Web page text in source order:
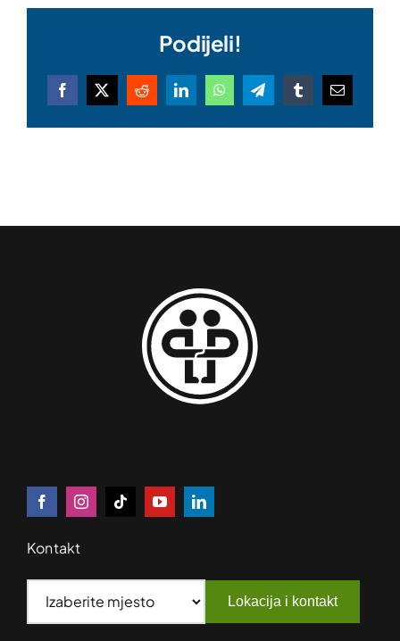
Podijeli!
Facebook
X RedditLinkedInWhatsAppTelegramTumblrEmail
Kontakt
Lokacija i kontakt